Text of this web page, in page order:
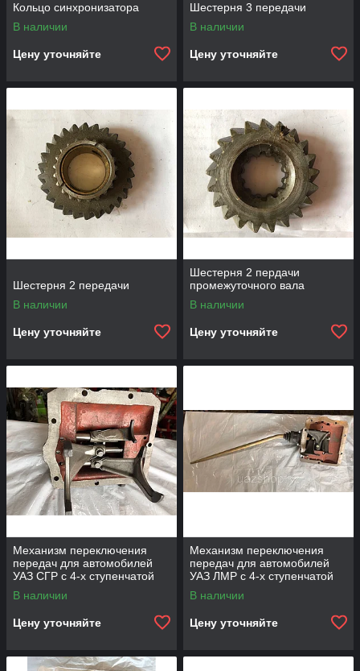
Кольцо синхронизатора
В наличии
Цену уточняйте
Шестерня 3 передачи
В наличии
Цену уточняйте
Шестерня 2 передачи
В наличии
Цену уточняйте
Шестерня 2 пердачи
промежуточного вала
В наличии
Цену уточняйте
Механизм переключения
передач для автомобилей
УАЗ СГР с 4-х ступенчатой
КПП с/о
В наличии
Цену уточняйте
Механизм переключения
передач для автомобилей
УАЗ ЛМР с 4-х ступенчатой
КПП с/о
В наличии
Цену уточняйте